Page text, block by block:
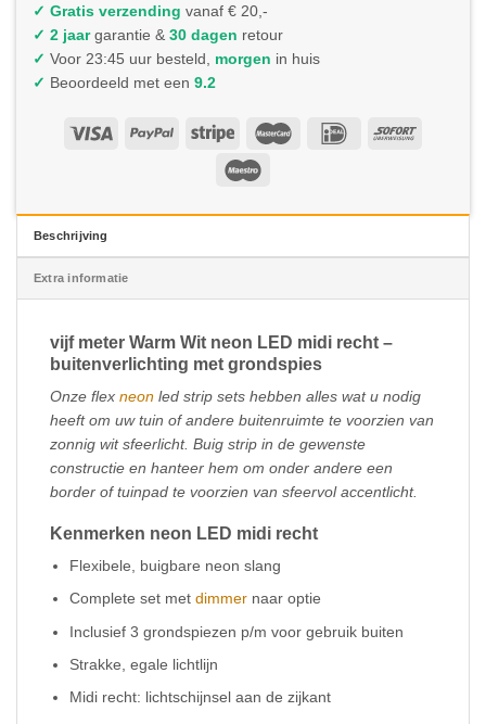
✓ Gratis verzending vanaf € 20,-
✓ 2 jaargarantie & 30 dagen retour
✓ Voor 23:45 uur besteld, morgen in huis
✓ Beoordeeld met een 9.2
Beschrijving
Extra informatie
vijf meter Warm Wit neon LED midi recht –
buitenverlichting met grondspies
Onze flex neon led strip sets hebben alles wat u nodig
heeft om uw tuin of andere buitenruimte te voorzien van
zonnig wit sfeerlicht. Buig strip in de gewenste
constructie en hanteer hem om onder andere een
border of tuinpad te voorzien van sfeervol accentlicht.
Kenmerken neon LED midi recht
Flexibele, buigbare neon slang
Complete set metdimmer naar optie
Inclusief 3 grondspiezen p/m voor gebruik buiten
Strakke, egale lichtlijn
Midi recht: lichtschijnsel aan de zijkant